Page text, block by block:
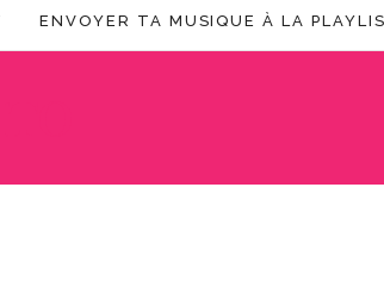
ENVOYER TA MUSIQUE À LA